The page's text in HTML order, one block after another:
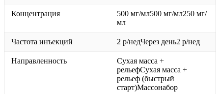
Концентрация
500 мг/мл500 мг/мл250 мг/
мл
Частота инъекций 2 р/недЧерез день2 р/нед
Направленность
Сухая масса +
рельефСухая масса +
рельеф (быстрый
старт)Массонабор